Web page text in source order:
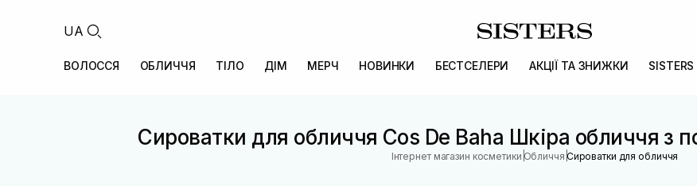
UA
ВОЛОССЯ ОБЛИЧЧЯ ТІЛО ДІМ МЕРЧ НОВИНКИ БЕСТСЕЛЕРИ АКЦІЇ ТА ЗНИЖКИ
Сироватки для обличчя Cos De Baha Шкіра обличчя з
Інтернет магазин косметики |Обличчя |Сироватки для обличчя